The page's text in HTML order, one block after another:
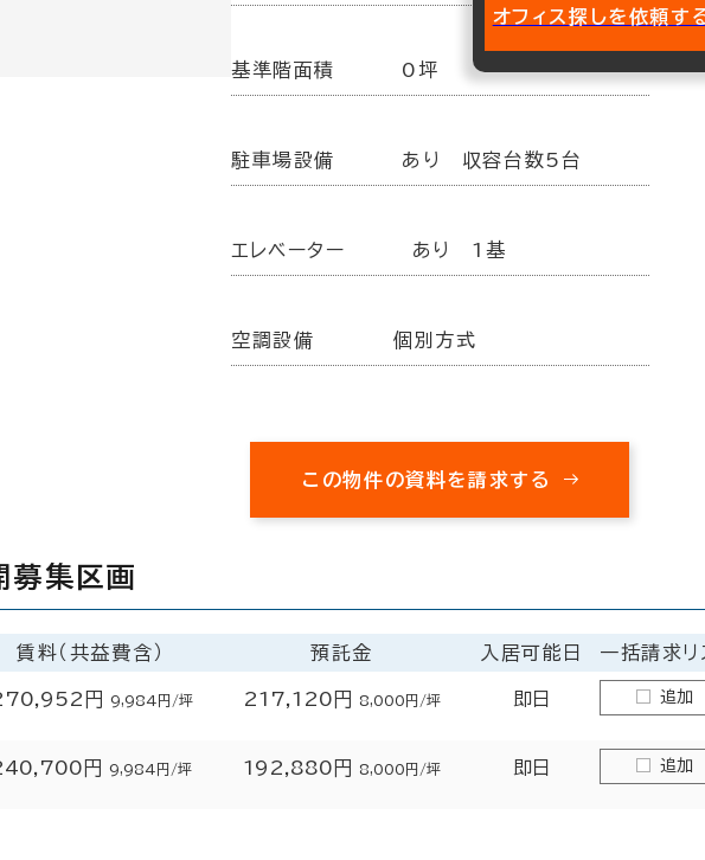
基準階面積 0坪
駐車場設備 あり 収容台数5台
エレベーター あり 1基
空調設備 個別方式
この物件の資料を請求する
募集区画
賃料（共益費含） 預託金 入居可能日 一括請求リ
円 9,984円/坪 217,120円 8,000円/坪 即日 追加
円 9,984円/坪 192,880円 8,000円/坪 即日 追加
オフィス探しを依頼す